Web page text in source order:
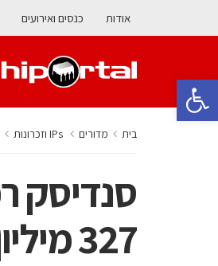
פתח סרגל נגישות
אודות כנסים ואירועים
בית מדורים
327 מיליון דולר